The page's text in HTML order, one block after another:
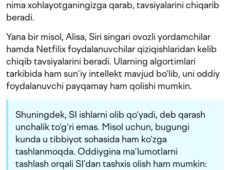
nima xohlayotganingizga qarab, tavsiyalarini chiqarib
beradi.
Yana bir misol, Alisa, Siri singari ovozli yordamchilar
hamda Netfilix foydalanuvchilar qiziqishlaridan kelib
chiqib tavsiyalarini beradi. Ularning algortimlari
tarkibida ham sun’iy intellekt mavjud bo‘lib, uni oddiy
foydalanuvchi payqamay ham qolishi mumkin.
Shuningdek, SI ishlarni olib qo‘yadi, deb qarash
unchalik to‘g‘ri emas. Misol uchun, bugungi
kunda u tibbiyot sohasida ham ko‘zga
tashlanmoqda. Oddiygina ma’lumotlarni
tashlash orqali SI’dan tashxis olish ham mumkin: